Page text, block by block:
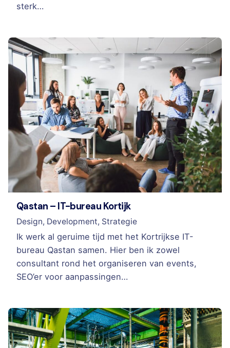
sterk…
Qastan – IT-bureau Kortijk
Design Development Strategie
Ik werk al geruime tijd met het Kortrijkse IT-
bureau Qastan samen. Hier ben ik zowel
consultant rond het organiseren van events,
SEO’er voor aanpassingen…